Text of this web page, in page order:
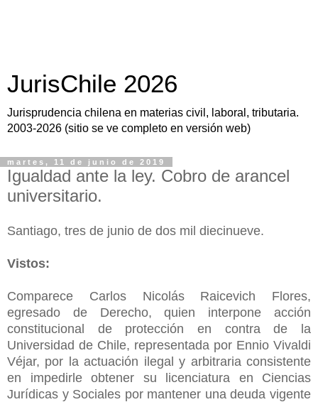
JurisChile 2026
Jurisprudencia chilena en materias civil, laboral, tributaria.
2003-2026 (sitio se ve completo en versión web)
martes, 11 de junio de 2019
Igualdad ante la ley. Cobro de arancel
universitario.
Santiago, tres de junio de dos mil diecinueve.
Vistos:
Comparece Carlos Nicolás Raicevich Flores,
egresado de Derecho, quien interpone acción
constitucional de protección en contra de la
Universidad de Chile, representada por Ennio Vivaldi
Véjar, por la actuación ilegal y arbitraria consistente
en impedirle obtener su licenciatura en Ciencias
Jurídicas y Sociales por mantener una deuda vigente